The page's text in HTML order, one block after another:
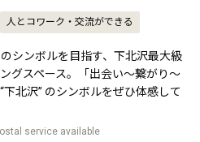
人とコワーク・交流ができる
シンボルを目指す、下北沢最大級
グスペース。「出会い〜繋がり〜
北沢” のシンボルをぜひ体感して
service available